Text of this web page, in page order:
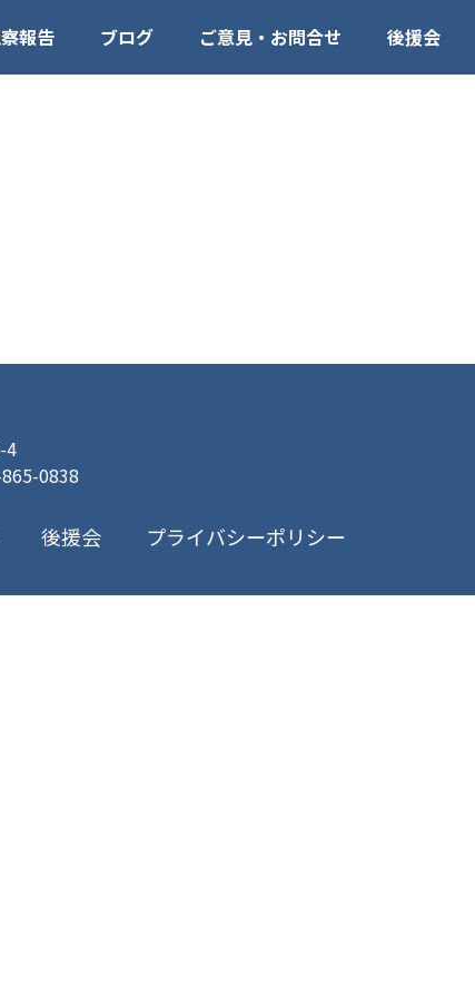
報告 ブログ ご意見・お問合せ 後援会
4
0838
後援会 プライバシーポリシー